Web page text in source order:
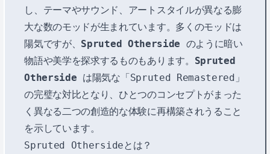
し、テーマやサウンド、アートスタイルが異なる膨
大な数のモッドが生まれています。多くのモッドは
陽気ですが、 Spruted Otherside のように暗い
物語や美学を探求するものもあります。 Spruted
Otherside は陽気な「Spruted Remastered」
の完璧な対比となり、ひとつのコンセプトがまった
く異なる二つの創造的な体験に再構築されうること
を示しています。
Spruted Othersideとは？